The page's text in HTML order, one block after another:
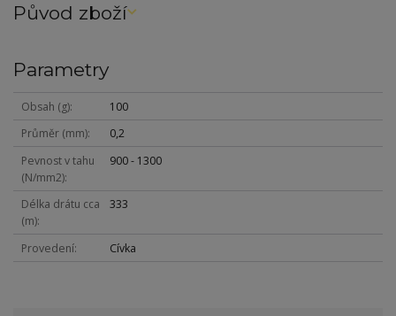
Původ zboží
Parametry
Obsah (g)
100
Průměr (mm)
0,2
Pevnost v tahu
(N/mm2)
900 - 1300
Délka drátu cca
(m)
333
Provedení Cívka